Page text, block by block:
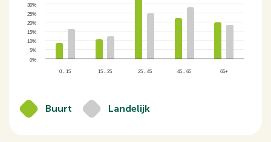
0 - 15 15 - 25 25 - 45 45 - 65 65+
0%
5%
10%
15%
20%
25%
30%
Buurt Landelijk